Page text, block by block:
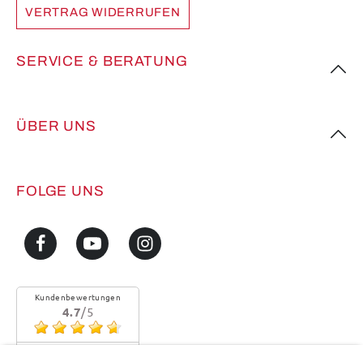
VERTRAG WIDERRUFEN
SERVICE & BERATUNG
ÜBER UNS
FOLGE UNS
Kundenbewertungen
4.7/5